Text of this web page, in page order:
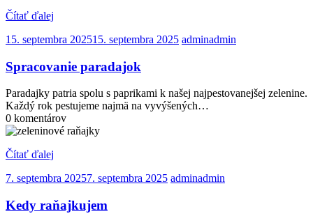
Čítať ďalej
15. septembra 202515. septembra 2025 adminadmin
Spracovanie paradajok
Paradajky patria spolu s paprikami k našej najpestovanejšej zelenine.
Každý rok pestujeme najmä na vyvýšených…
0 komentárov
Čítať ďalej
7. septembra 20257. septembra 2025 adminadmin
Kedy raňajkujem